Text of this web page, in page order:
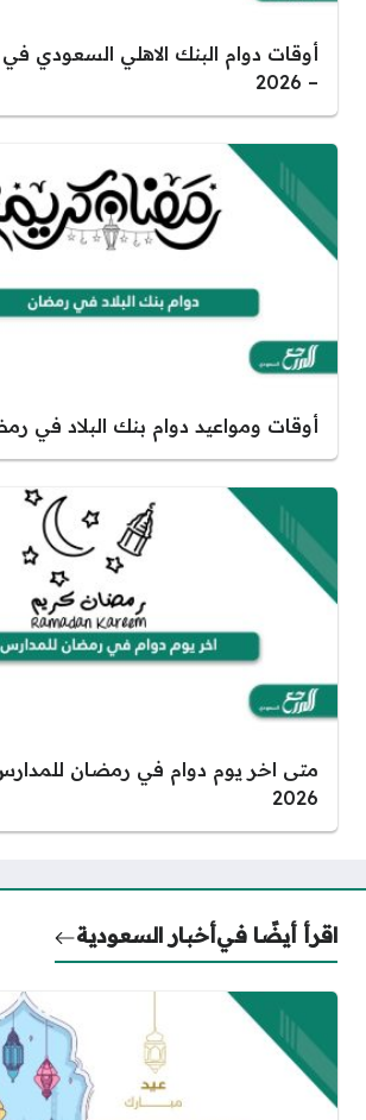
– 2026
أوقات ومواعيد دوام بنك البلاد في رمضان
2026
اقرأ أيضًا فيأخبار السعودية